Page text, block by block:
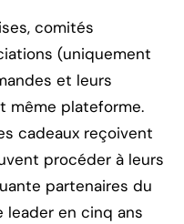
comités
(uniquement
et leurs
même plateforme.
cadeaux reçoivent
procéder à leurs
partenaires du
leader en cinq ans